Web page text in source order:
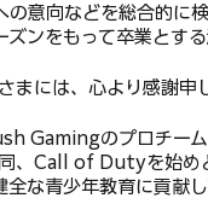
の意向などを総合的
ンをもって卒業とする
まには、心より感謝申
Gamingのプロチー
、Call of Dutyを始め
な青少年教育に貢献し